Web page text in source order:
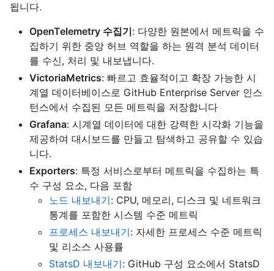
됩니다.
OpenTelemetry 수집기: 다양한 원본에서 메트릭을 수
집하기 위한 중앙 허브 역할을 하는 원격 분석 데이터
를 수신, 처리 및 내보냅니다.
VictoriaMetrics: 빠르고 효율적이고 확장 가능한 시
계열 데이터베이스로 GitHub Enterprise Server 인스
턴스에서 수집된 모든 메트릭을 저장합니다
Grafana: 시계열 데이터에 대한 강력한 시각화 기능을
제공하여 대시보드를 만들고 탐색하고 공유할 수 있습
니다.
Exporters: 특정 서비스로부터 메트릭을 수집하는 특
수 구성 요소, 다음 포함
노드 내보내기: CPU, 메모리, 디스크 및 네트워크
통계를 포함한 시스템 수준 메트릭
프로세스 내보내기: 자세한 프로세스 수준 메트릭
및 리소스 사용률
StatsD 내보내기: GitHub 구성 요소에서 StatsD